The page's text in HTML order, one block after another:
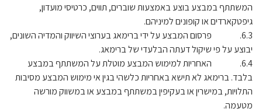
המשתתף במבצע בוצע באמצעות שוברים, תווים, כרטיסי מועדון,
גיפטקארדים או קופונים למיניהם.
6.3. פרסום המבצע על ידי ברימאג בערוצי השיווק והמדיה השונים,
יבוצע על פי שיקול דעתה הבלעדי של ברימאג.
6.4. האחריות למימוש המבצע מוטלת על המשתתף במבצע
בלבד. ברימאג לא תישא באחריות כלשהי בגין אי מימוש המבצע מסיבות
התלויות, במישרין או בעקיפין במשתתף במבצע או במשווק מורשה
מטעמה.